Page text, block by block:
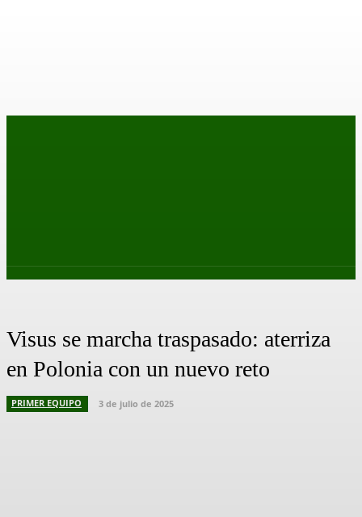
Visus se marcha traspasado: aterriza
en Polonia con un nuevo reto
PRIMER EQUIPO 3 de julio de 2025